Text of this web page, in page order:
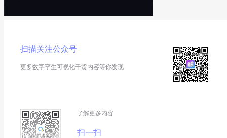
扫描关注公众号
更多数字孪生可视化干货内容等你发现
了解更多内容
扫一扫